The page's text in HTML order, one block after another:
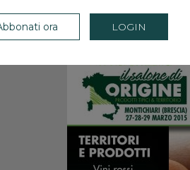
ora LOGIN